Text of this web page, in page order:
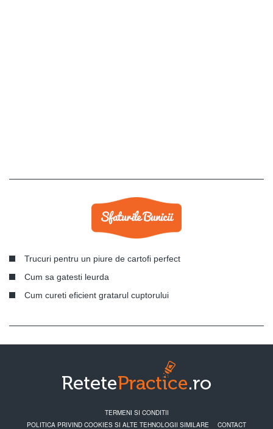
Trucuri pentru un piure de cartofi perfect
Cum sa gatesti leurda
Cum cureti eficient gratarul cuptorului
TERMENI SI CONDITII
POLITICA PRIVIND COOKIES SI ALTE TEHNOLOGII SIMILARE
CONTACT